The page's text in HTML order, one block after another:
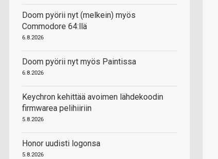
Doom pyörii nyt (melkein) myös
Commodore 64:llä
6.8.2026
Doom pyörii nyt myös Paintissa
6.8.2026
Keychron kehittää avoimen lähdekoodin
firmwarea pelihiiriin
5.8.2026
Honor uudisti logonsa
5.8.2026